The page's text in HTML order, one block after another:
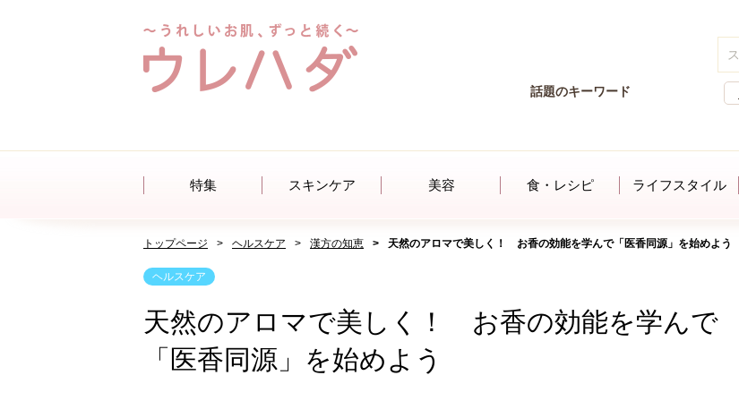
話題のキーワード
特集 スキンケア 美容 食・レシピ ライフスタイル
トップページ ヘルスケア 漢方の知恵 天然のアロマで美しく！ お香の効能を学んで「医香同源」を始めよう
ヘルスケア
天然のアロマで美しく！ お香の効能を学んで
「医香同源」を始めよう